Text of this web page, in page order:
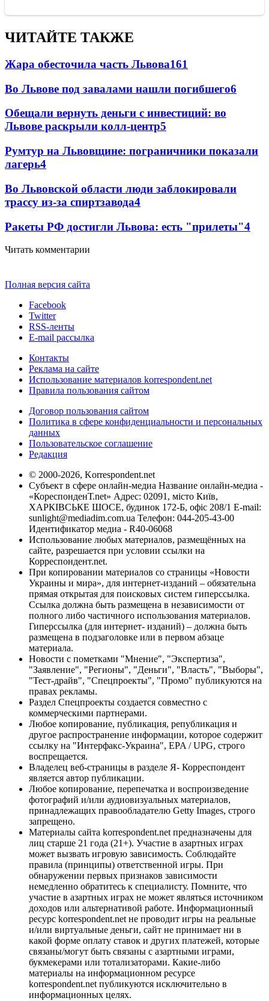
ЧИТАЙТЕ ТАКЖЕ
Жара обесточила часть Львова161
Во Львове под завалами нашли погибшего6
Обещали вернуть деньги с инвестиций: во
Львове раскрыли колл-центр5
Румтур на Львовщине: пограничники показали
лагерь4
Во Львовской области люди заблокировали
трассу из-за спиртзавода4
Ракеты РФ достигли Львова: есть "прилеты"4
Читать комментарии
Полная версия сайта
Facebook
Twitter
RSS-ленты
E-mail рассылка
Контакты
Реклама на сайте
Использование материалов korrespondent.net
Правила пользования сайтом
Договор пользования сайтом
Политика в сфере конфиденциальности и персональных
данных
Пользовательское соглашение
Редакция
© 2000-2026, Korrespondent.net
Субъект в сфере онлайн-медиа Название онлайн-медиа -
«КореспонденТ.net» Адрес: 02091, місто Київ,
ХАРКІВСЬКЕ ШОСЕ, будинок 172-Б, офіс 208/1 E-mail:
sunlight@mediadim.com.ua Телефон: 044-205-43-00
Идентификатор медиа - R40-06068
Использование любых материалов, размещённых на
сайте, разрешается при условии ссылки на
Корреспондент.net.
При копировании материалов со страницы «Новости
Украины и мира», для интернет-изданий – обязательна
прямая открытая для поисковых систем гиперссылка.
Ссылка должна быть размещена в независимости от
полного либо частичного использования материалов.
Гиперссылка (для интернет- изданий) – должна быть
размещена в подзаголовке или в первом абзаце
материала.
Новости с пометками "Мнение", "Экспертиза",
"Заявление", "Регионы", "Деньги", "Власть", "Выборы",
"Тест-драйв", "Спецпроекты", "Промо" публикуются на
правах рекламы.
Раздел Спецпроекты создается совместно с
коммерческими партнерами.
Любое копирование, публикация, републикация и
другое распространение информации, которое содержит
ссылку на "Интерфакс-Украина", EPA / UPG, строго
воспрещается.
Владелец веб-страницы в разделе Я- Корреспондент
является автор публикации.
Любое копирование, перепечатка и воспроизведение
фотографий и/или аудиовизуальных материалов,
принадлежащих правообладателю Getty Images, строго
запрещено.
Материалы сайта korrespondent.net предназначены для
лиц старше 21 года (21+). Участие в азартных играх
может вызвать игровую зависимость. Соблюдайте
правила (принципы) ответственной игры. При
обнаружении первых признаков зависимости
немедленно обратитесь к специалисту. Помните, что
участие в азартных играх не может являться источником
доходов или альтернативой работе. Информационный
ресурс korrespondent.net не проводит игры на реальные
и/или виртуальные деньги, сайт не принимает ни в
какой форме оплату ставок и других платежей, которые
связаны/могут быть связаны с азартными играми,
букмекерами или тотализаторами. Какие-либо
материалы на информационном ресурсе
korrespondent.net публикуются исключительно в
информационных целях.